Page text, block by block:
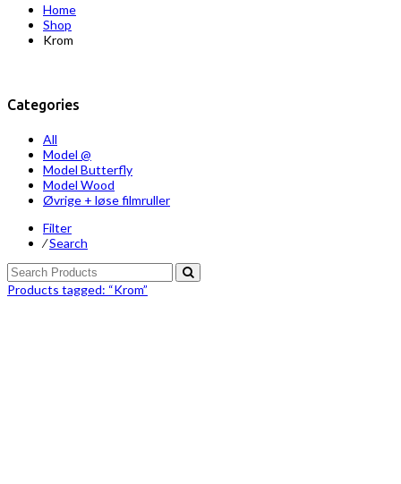
Home
Shop
Krom
Categories
All
Model @
Model Butterfly
Model Wood
Øvrige + løse filmruller
Filter
⁄Search
Products tagged: “Krom”